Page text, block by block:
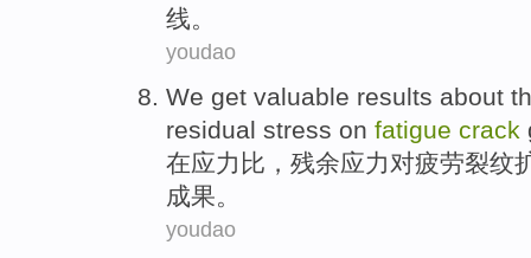
线。
youdao
We get valuable results about
residual stress on fatigue crack
在应力 比 ， 残余应力对疲劳裂纹
成果 。
youdao